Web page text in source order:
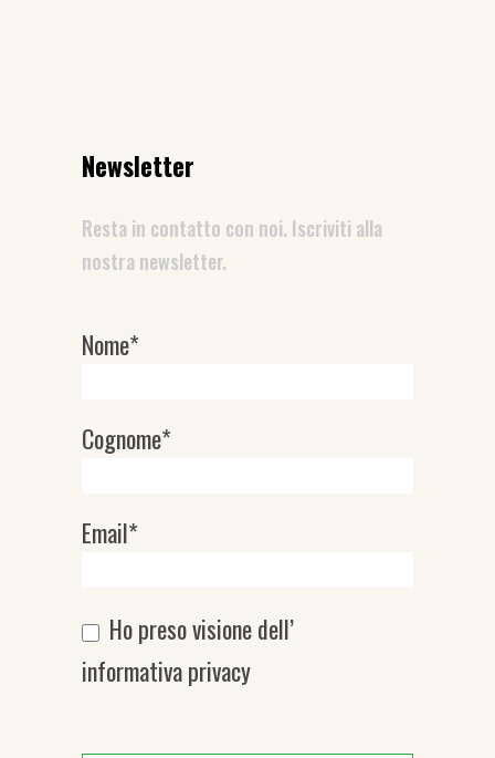
Newsletter
Resta in contatto con noi. Iscriviti alla
nostra newsletter.
Newsletter
Nome*
Cognome*
Email*
Ho preso visione dell’
informativa privacy